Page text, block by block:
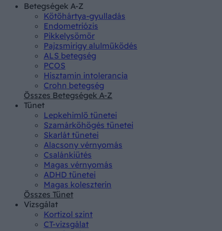
Betegségek A-Z
Kötőhártya-gyulladás
Endometriózis
Pikkelysömör
Pajzsmirigy alulműködés
ALS betegség
PCOS
Hisztamin intolerancia
Crohn betegség
Összes Betegségek A-Z
Tünet
Lepkehimlő tünetei
Szamárköhögés tünetei
Skarlát tünetei
Alacsony vérnyomás
Csalánkiütés
Magas vérnyomás
ADHD tünetei
Magas koleszterin
Összes Tünet
Vizsgálat
Kortizol szint
CT-vizsgálat